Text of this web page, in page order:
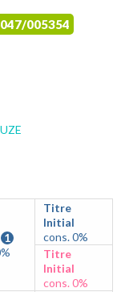
005354
1
Titre
Initial
cons. 0%
Titre
Initial
cons. 0%